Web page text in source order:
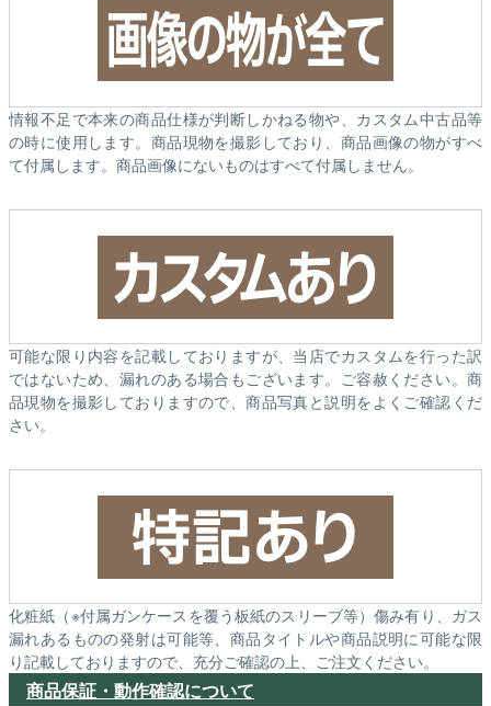
情報不足で本来の商品仕様が判断しかねる物や、カスタム中古品等
の時に使用します。商品現物を撮影しており、商品画像の物がすべ
て付属します。商品画像にないものはすべて付属しません。
可能な限り内容を記載しておりますが、当店でカスタムを行った訳
ではないため、漏れのある場合もございます。ご容赦ください。商
品現物を撮影しておりますので、商品写真と説明をよくご確認くだ
さい。
化粧紙（※付属ガンケースを覆う板紙のスリーブ等）傷み有り、ガス
漏れあるものの発射は可能等、商品タイトルや商品説明に可能な限
り記載しておりますので、充分ご確認の上、ご注文ください。
商品保証・動作確認について